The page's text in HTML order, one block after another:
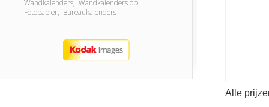
Wandkalenders, Wandkalenders op
Fotopapier, Bureaukalenders
Alle